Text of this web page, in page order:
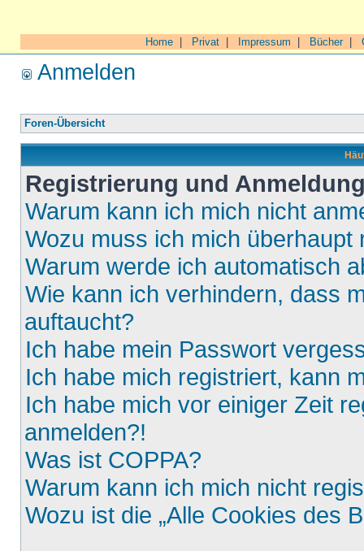
Home Privat Impressum Bücher|
Anmelden
Foren-Übersicht
Registrierung und
Warum kann ich mich nicht
Wozu muss ich mich überhaupt
Warum werde ich automatisch
Wie kann ich verhindern, dass
auftaucht?
Ich habe mein Passwort
Ich habe mich registriert, kann
Ich habe mich vor einiger Zeit
anmelden?!
Was ist COPPA?
Warum kann ich mich nicht
Wozu ist die „Alle Cookies des